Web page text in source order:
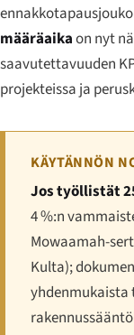
määräaikaon nyt
saavutettavuuden
projekteissa ja
KÄYTÄNNÖN
Jos työllistät
4 %:n
Mowaamah-
Kulta);
yhdenmukaista